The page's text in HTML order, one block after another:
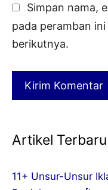
Simpan nama,
pada peramban
berikutnya.
Artikel Terbaru
11+ Unsur-Unsur